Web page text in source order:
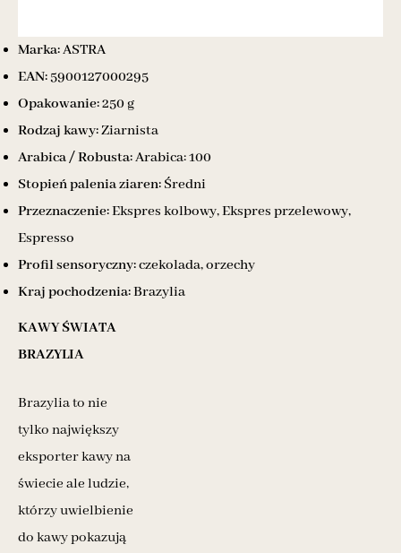
Marka:ASTRA
EAN:5900127000295
Opakowanie:250 g
Rodzaj kawy:Ziarnista
Arabica / Robusta:Arabica: 100
Stopień palenia ziaren: Średni
Przeznaczenie:Ekspres kolbowy, Ekspres przelewowy,
Espresso
Profil sensoryczny:czekolada, orzechy
Kraj pochodzenia:Brazylia
KAWY ŚWIATA
BRAZYLIA
Brazylia to nie
tylko największy
eksporter kawy na
świecie ale ludzie,
którzy uwielbienie
do kawy pokazują